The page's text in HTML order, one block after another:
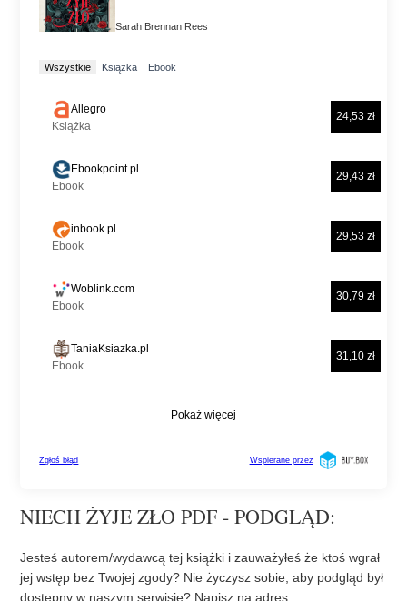
NIECH ŻYJE ZŁO PDF - PODGLĄD:
Jesteś autorem/wydawcą tej książki i zauważyłeś że ktoś wgrał
jej wstęp bez Twojej zgody? Nie życzysz sobie, aby podgląd był
dostępny w naszym serwisie? Napisz na adres